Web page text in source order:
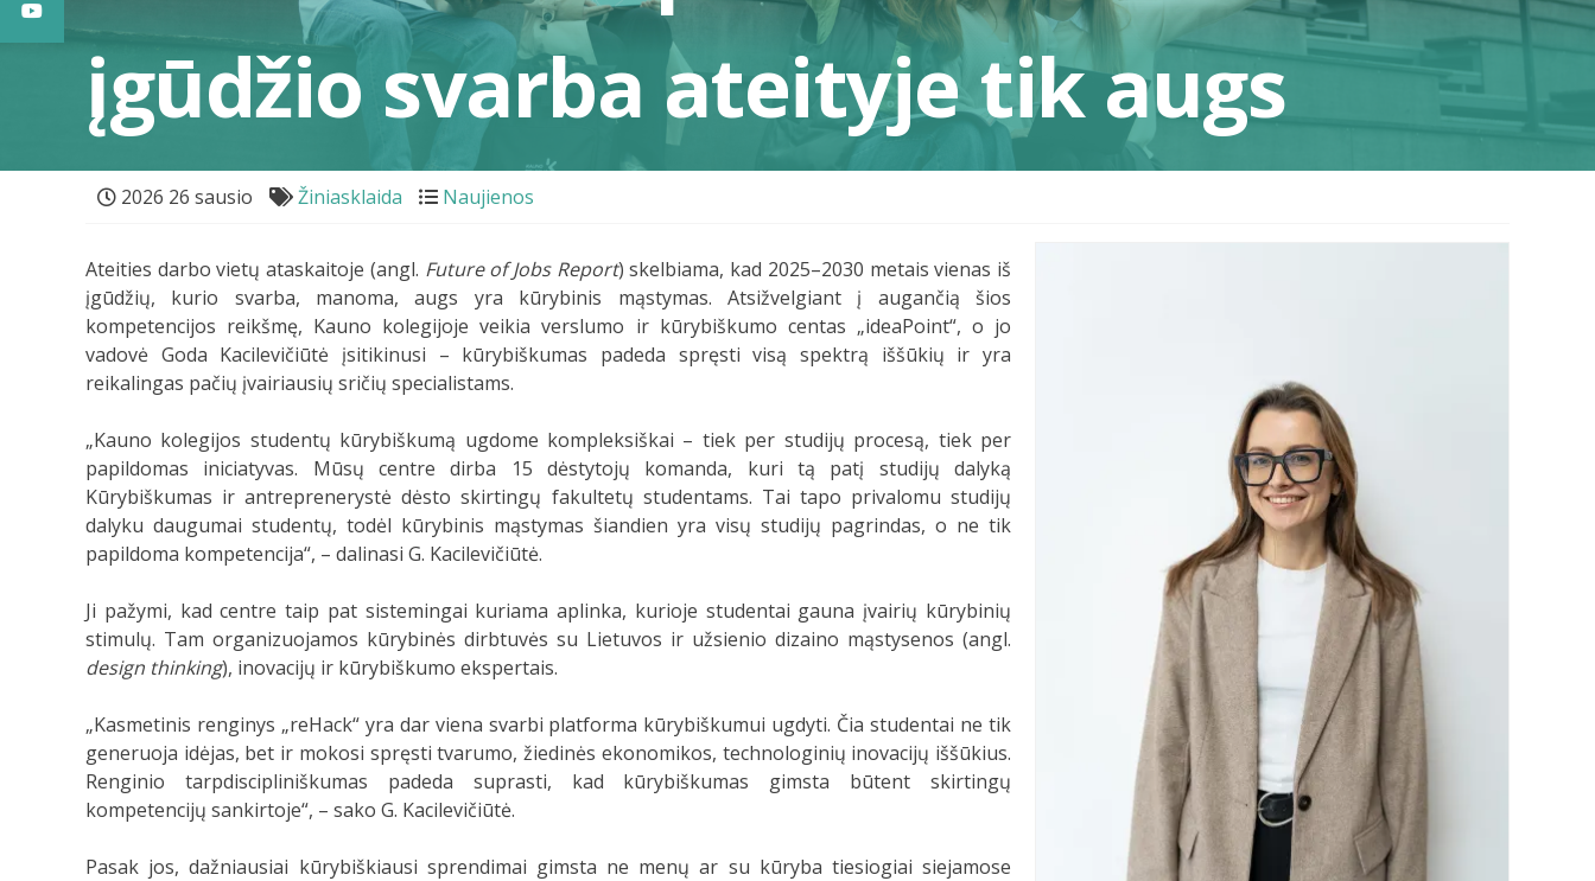
įgūdžio svarba ateityje tik augs
2026 26 sausio Žiniasklaida Naujienos
Ateities darbo vietų ataskaitoje (angl. Future of Jobs Report) skelbiama, kad 2025–2030 metais vienas iš
įgūdžių, kurio svarba, manoma, augs yra kūrybinis mąstymas. Atsižvelgiant į augančią šios
kompetencijos reikšmę, Kauno kolegijoje veikia verslumo ir kūrybiškumo centas „ideaPoint“, o jo
vadovė Goda Kacilevičiūtė įsitikinusi – kūrybiškumas padeda spręsti visą spektrą iššūkių ir yra
reikalingas pačių įvairiausių sričių specialistams.
„Kauno kolegijos studentų kūrybiškumą ugdome kompleksiškai – tiek per studijų procesą, tiek per
papildomas iniciatyvas. Mūsų centre dirba 15 dėstytojų komanda, kuri tą patį studijų dalyką
Kūrybiškumas ir antreprenerystė dėsto skirtingų fakultetų studentams. Tai tapo privalomu studijų
dalyku daugumai studentų, todėl kūrybinis mąstymas šiandien yra visų studijų pagrindas, o ne tik
papildoma kompetencija“, – dalinasi G. Kacilevičiūtė.
Ji pažymi, kad centre taip pat sistemingai kuriama aplinka, kurioje studentai gauna įvairių kūrybinių
stimulų. Tam organizuojamos kūrybinės dirbtuvės su Lietuvos ir užsienio dizaino mąstysenos (angl.
design thinking), inovacijų ir kūrybiškumo ekspertais.
„Kasmetinis renginys „reHack“ yra dar viena svarbi platforma kūrybiškumui ugdyti. Čia studentai ne tik
generuoja idėjas, bet ir mokosi spręsti tvarumo, žiedinės ekonomikos, technologinių inovacijų iššūkius.
Renginio tarpdiscipliniškumas padeda suprasti, kad kūrybiškumas gimsta būtent skirtingų
kompetencijų sankirtoje“, – sako G. Kacilevičiūtė.
Pasak jos, dažniausiai kūrybiškiausi sprendimai gimsta ne menų ar su kūryba tiesiogiai siejamose